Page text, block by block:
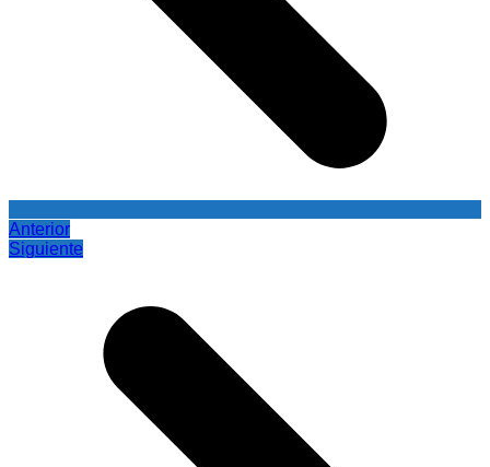
Anterior
Siguiente